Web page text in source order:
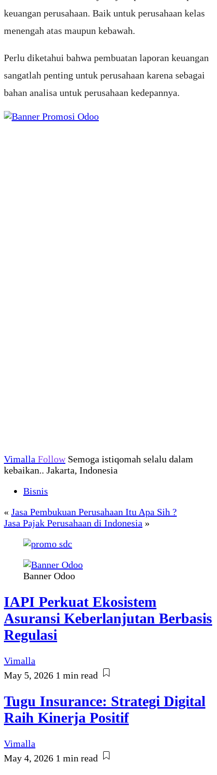
keuangan perusahaan. Baik untuk perusahaan kelas
menengah atas maupun kebawah.
Perlu diketahui bahwa pembuatan laporan keuangan
sangatlah penting untuk perusahaan karena sebagai
bahan analisa untuk perusahaan kedepannya.
Vimalla Follow Semoga istiqomah selalu dalam
kebaikan.. Jakarta, Indonesia
Bisnis
« Jasa Pembukuan Perusahaan Itu Apa Sih ?
Jasa Pajak Perusahaan di Indonesia »
Banner Odoo
IAPI Perkuat Ekosistem
Asuransi Keberlanjutan Berbasis
Regulasi
Vimalla
May 5, 2026 1 min read
Tugu Insurance: Strategi Digital
Raih Kinerja Positif
Vimalla
May 4, 2026 1 min read